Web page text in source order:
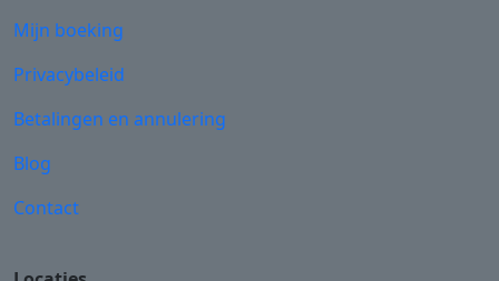
Mijn boeking
Privacybeleid
Betalingen en annulering
Blog
Contact